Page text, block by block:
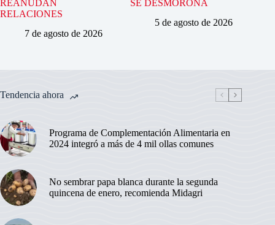
REANUDAN
RELACIONES
7 de agosto de 2026
SE DESMORONA
5 de agosto de 2026
Tendencia ahora
Programa de Complementación Alimentaria en
2024 integró a más de 4 mil ollas comunes
No sembrar papa blanca durante la segunda
quincena de enero, recomienda Midagri